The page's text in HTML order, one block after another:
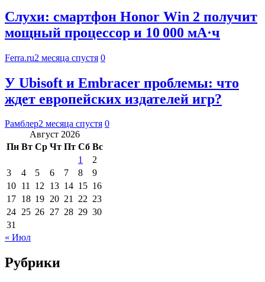
Слухи: смартфон Honor Win 2 получит
мощный процессор и 10 000 мА·ч
Ferra.ru2 месяца спустя 0
У Ubisoft и Embracer проблемы: что
ждет европейских издателей игр?
Рамблер2 месяца спустя 0
Август 2026
Пн Вт Ср Чт Пт Сб Вс
1
2
3
4 5 6 7 8
9
10 11 12 13 14 15 16
17 18 19 20 21 22 23
24 25 26 27 28 29 30
31
« Июл
Рубрики